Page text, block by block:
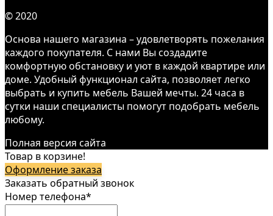
© 2020
Основа нашего магазина – удовлетворять пожелания
каждого покупателя. С нами Вы создадите
комфортную обстановку и уют в каждой квартире или
доме. Удобный функционал сайта, позволяет легко
выбрать и купить мебель Вашей мечты. 24 часа в
сутки наши специалисты помогут подобрать мебель
любому.
Полная версия сайта
Товар в корзине!
Оформление заказа
Заказать обратный звонок
Номер телефона*